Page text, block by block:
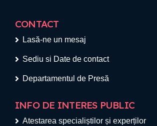
CONTACT
Lasă-ne un mesaj
Sediu si Date de contact
Departamentul de Presă
INFO DE INTERES PUBLIC
Atestarea specialiștilor și experților